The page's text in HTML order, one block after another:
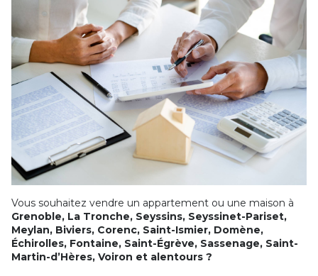
Vous souhaitez vendre un appartement ou une maison à
Grenoble, La Tronche, Seyssins, Seyssinet-Pariset,
Meylan, Biviers, Corenc, Saint-Ismier, Domène,
Échirolles, Fontaine, Saint-Égrève, Sassenage, Saint-
Martin-d’Hères, Voiron et alentours ?